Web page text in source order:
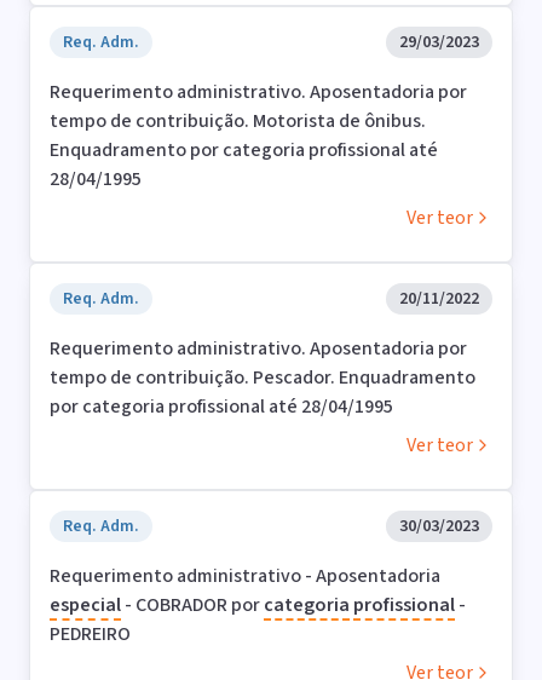
Req. Adm. 29/03/2023
Requerimento administrativo. Aposentadoria por
tempo de contribuição. Motorista de ônibus.
Enquadramento por categoria profissional até
28/04/1995
Ver teor
Req. Adm. 20/11/2022
Requerimento administrativo. Aposentadoria por
tempo de contribuição. Pescador. Enquadramento
por categoria profissional até 28/04/1995
Ver teor
Req. Adm. 30/03/2023
Requerimento administrativo - Aposentadoria
especial- COBRADOR porcategoria profissional-
PEDREIRO
Ver teor